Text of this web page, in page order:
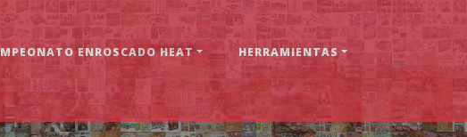
ENROSCADO HEAT HERRAMIENTAS